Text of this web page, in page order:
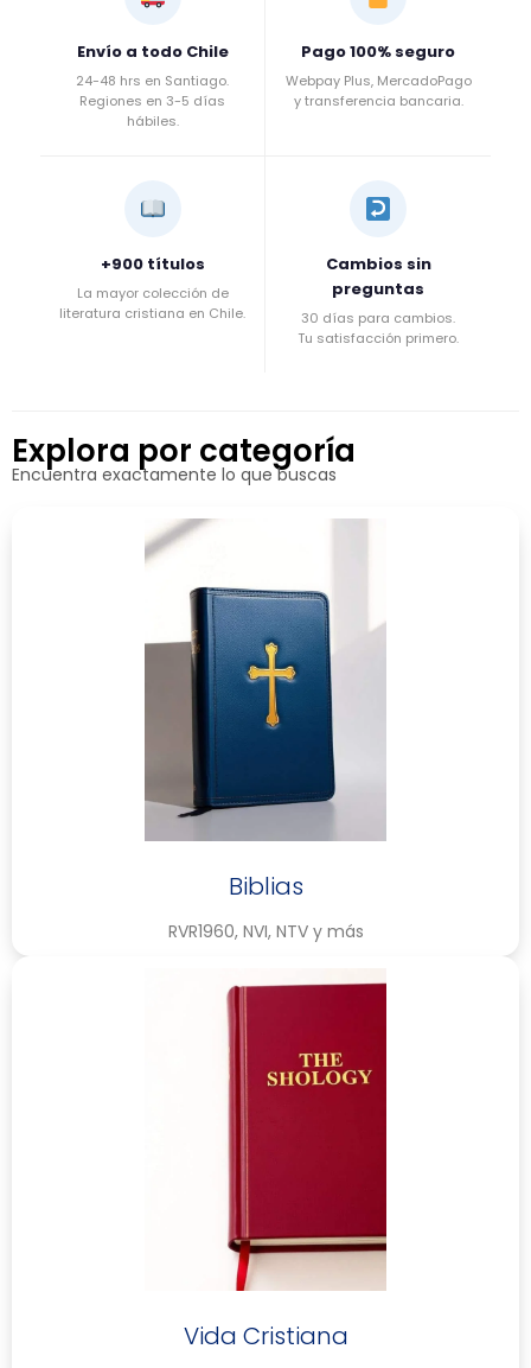
Envío a todo Chile
24-48 hrs en Santiago.
Regiones en 3-5 días
hábiles.
Pago 100% seguro
Webpay Plus, MercadoPago
y transferencia bancaria.
+900 títulos
La mayor colección de
literatura cristiana en Chile.
Cambios sin
preguntas
30 días para cambios.
Tu satisfacción primero.
Explora por categoría
Encuentra exactamente lo que buscas
Biblias
RVR1960, NVI, NTV y más
Vida Cristiana